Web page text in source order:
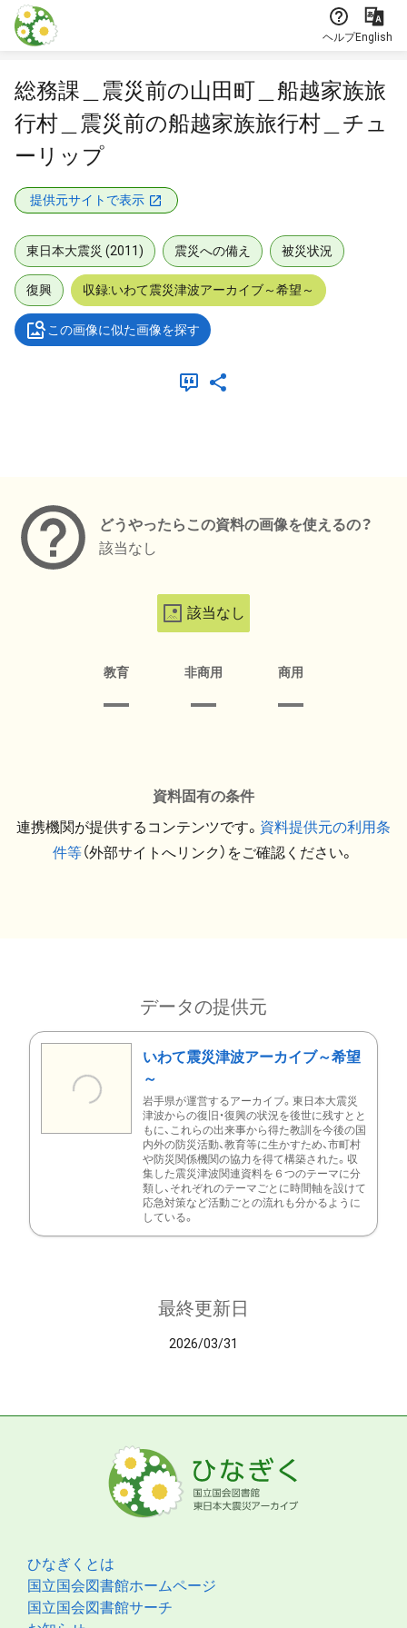
本文に飛ぶ
ヘルプEnglish
総務課＿震災前の山田町＿船越家族旅
行村＿震災前の船越家族旅行村＿チュ
ーリップ
提供元サイトで表示
東日本大震災 (2011) 震災への備え 被災状況
復興 収録:いわて震災津波アーカイブ～希望～
この画像に似た画像を探す
どうやったらこの資料の画像を使えるの？
該当なし
該当なし
教育 非商用 商用
資料固有の条件
連携機関が提供するコンテンツです。 資料提供元の利用条
件等（外部サイトへリンク）をご確認ください。
データの提供元
いわて震災津波アーカイブ～希望
～
岩手県が運営するアーカイブ。東日本大震災
津波からの復旧・復興の状況を後世に残すとと
もに、これらの出来事から得た教訓を今後の国
内外の防災活動、教育等に生かすため、市町村
や防災関係機関の協力を得て構築された。収
集した震災津波関連資料を６つのテーマに分
類し、それぞれのテーマごとに時間軸を設けて
応急対策など活動ごとの流れも分かるように
している。
最終更新日
2026/03/31
ひなぎくとは
国立国会図書館ホームページ
国立国会図書館サーチ